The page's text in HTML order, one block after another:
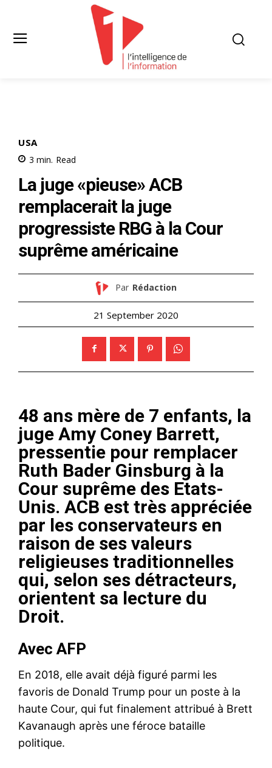
USA
3 min. Read
La juge «pieuse» ACB
remplacerait la juge
progressiste RBG à la Cour
suprême américaine
Par Rédaction
21 September 2020
48 ans mère de 7 enfants, la
juge Amy Coney Barrett,
pressentie pour remplacer
Ruth Bader Ginsburg à la
Cour suprême des Etats-
Unis. ACB est très appréciée
par les conservateurs en
raison de ses valeurs
religieuses traditionnelles
qui, selon ses détracteurs,
orientent sa lecture du
Droit.
Avec AFP
En 2018, elle avait déjà figuré parmi les
favoris de Donald Trump pour un poste à la
haute Cour, qui fut finalement attribué à Brett
Kavanaugh après une féroce bataille
politique.